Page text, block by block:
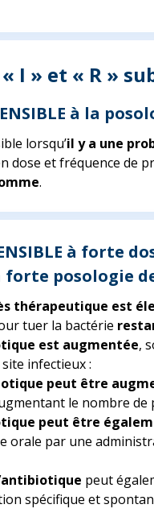
« I » et « R »
à la
lorsqu’il y a une
dose et fréquence de
.
à forte
forte posologie
thérapeutique est
tuer la bactérie
est augmentée,
infectieux :
peut être
le nombre de
peut être
orale par une
peut
spécifique et